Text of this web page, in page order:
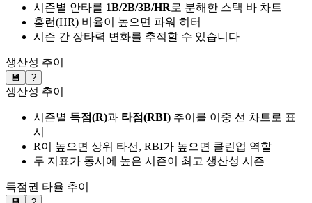
시즌별 안타를 1B/2B/3B/HR로 분해한 스택 바 차트
홈런(HR) 비율이 높으면 파워 히터
시즌 간 장타력 변화를 추적할 수 있습니다
생산성 추이
💾 ?
생산성 추이
시즌별 득점(R)과 타점(RBI) 추이를 이중 선 차트로 표
시
R이 높으면 상위 타선, RBI가 높으면 클린업 역할
두 지표가 동시에 높은 시즌이 최고 생산성 시즌
득점권 타율 추이